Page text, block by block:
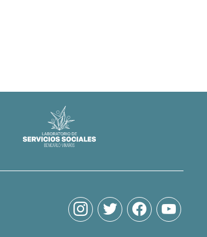
instagram
twitter facebookyoutube